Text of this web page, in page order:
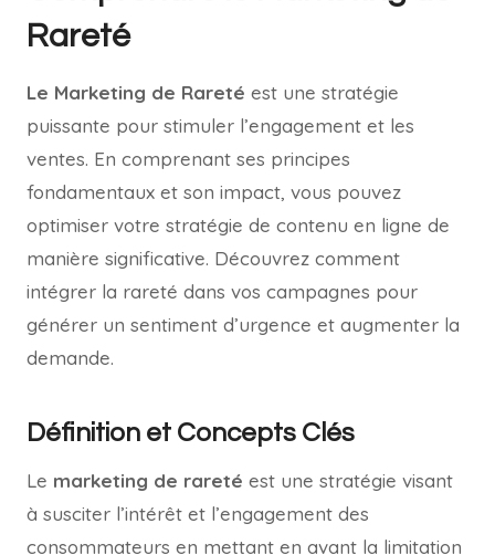
Rareté
Le Marketing de Rareté est une stratégie
puissante pour stimuler l’engagement et les
ventes. En comprenant ses principes
fondamentaux et son impact, vous pouvez
optimiser votre stratégie de contenu en ligne de
manière significative. Découvrez comment
intégrer la rareté dans vos campagnes pour
générer un sentiment d’urgence et augmenter la
demande.
Définition et Concepts Clés
Le marketing de rareté est une stratégie visant
à susciter l’intérêt et l’engagement des
consommateurs en mettant en avant la limitation